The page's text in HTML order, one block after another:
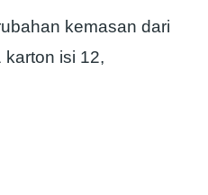
kemasan dari
karton isi 12,